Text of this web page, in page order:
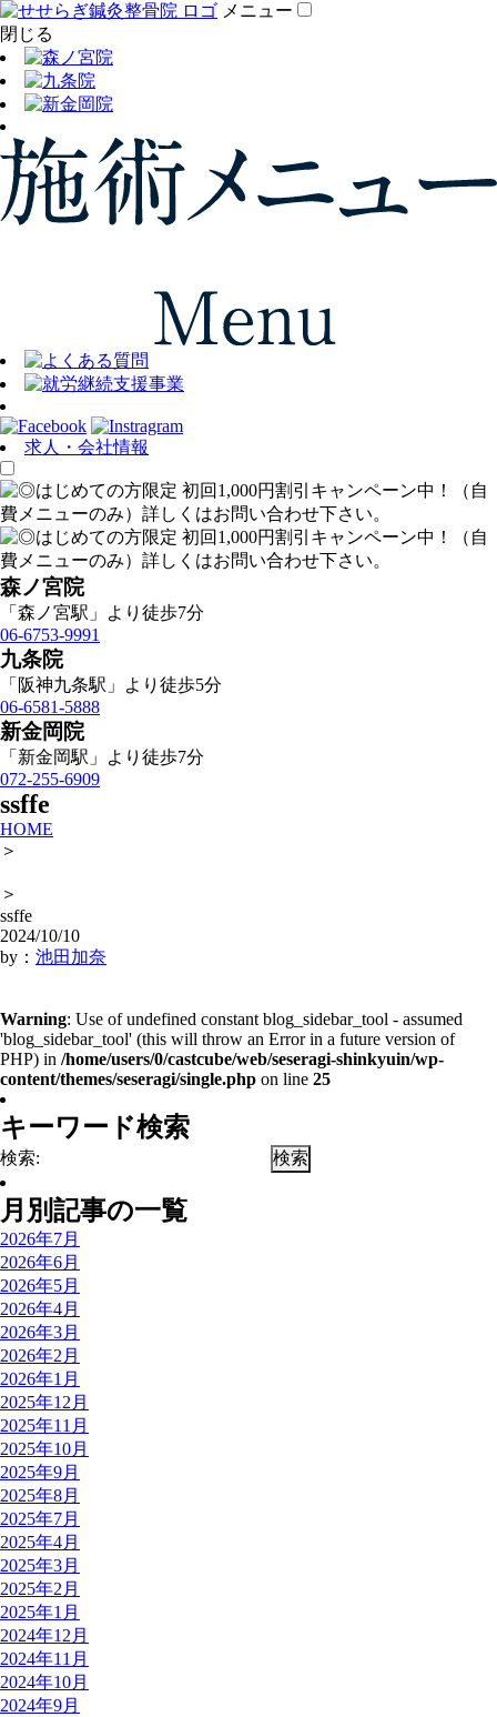
メニュー
閉じる
求人・会社情報
森ノ宮院
「森ノ宮駅」より徒歩7分
06-6753-9991
九条院
「阪神九条駅」より徒歩5分
06-6581-5888
新金岡院
「新金岡駅」より徒歩7分
072-255-6909
ssffe
HOME
＞
＞
ssffe
2024/10/10
by： 池田加奈
Warning: Use of undefined constant blog_sidebar_tool - assumed
'blog_sidebar_tool' (this will throw an Error in a future version of
PHP) in /home/users/0/castcube/web/seseragi-shinkyuin/wp-
content/themes/seseragi/single.php on line 25
キーワード検索
検索:
月別記事の一覧
2026年7月
2026年6月
2026年5月
2026年4月
2026年3月
2026年2月
2026年1月
2025年12月
2025年11月
2025年10月
2025年9月
2025年8月
2025年7月
2025年4月
2025年3月
2025年2月
2025年1月
2024年12月
2024年11月
2024年10月
2024年9月